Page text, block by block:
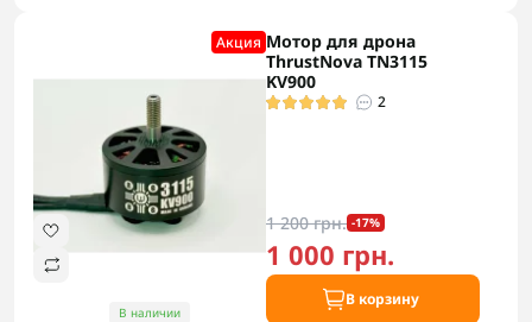
Акция
В наличии
Мотор для дрона
ThrustNova TN3115
KV900
2
1 200 грн. -17%
1 000 грн.
В корзину